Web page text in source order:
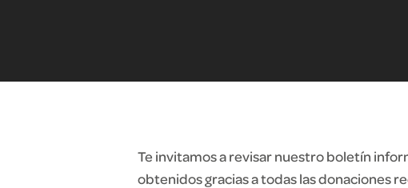
Te invitamos a revisar nuestro boletín
obtenidos gracias a todas las donaciones